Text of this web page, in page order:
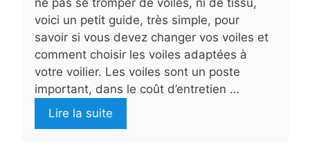
voici un petit guide, très simple, pour
savoir si vous devez changer vos voiles et
comment choisir les voiles adaptées à
votre voilier. Les voiles sont un poste
important, dans le coût d’entretien …
Lire la suite